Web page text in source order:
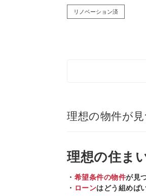
リノベーション済
理想の物件が
理想の住ま
・ 希望条件の物件が見
・ ローンはどう組めば